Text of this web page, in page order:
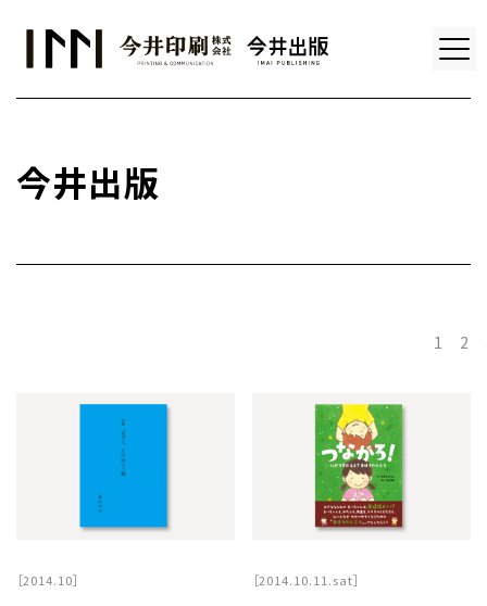
今井出版
1 2
［2014.10］ ［2014.10.11.sat］